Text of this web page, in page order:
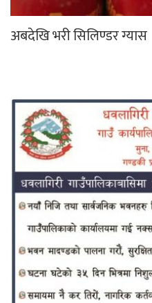
अबदेखि भरी सिलिण्डर ग्यास